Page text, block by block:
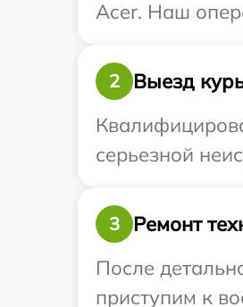
Acer. Наш
2
Выезд
серьезной
3
Ремонт
После
приступим к